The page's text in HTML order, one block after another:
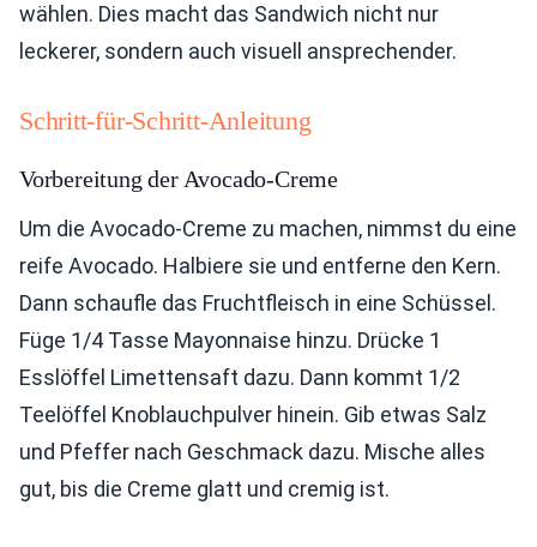
wählen. Dies macht das Sandwich nicht nur
leckerer, sondern auch visuell ansprechender.
Schritt-für-Schritt-Anleitung
Vorbereitung der Avocado-Creme
Um die Avocado-Creme zu machen, nimmst du eine
reife Avocado. Halbiere sie und entferne den Kern.
Dann schaufle das Fruchtfleisch in eine Schüssel.
Füge 1/4 Tasse Mayonnaise hinzu. Drücke 1
Esslöffel Limettensaft dazu. Dann kommt 1/2
Teelöffel Knoblauchpulver hinein. Gib etwas Salz
und Pfeffer nach Geschmack dazu. Mische alles
gut, bis die Creme glatt und cremig ist.